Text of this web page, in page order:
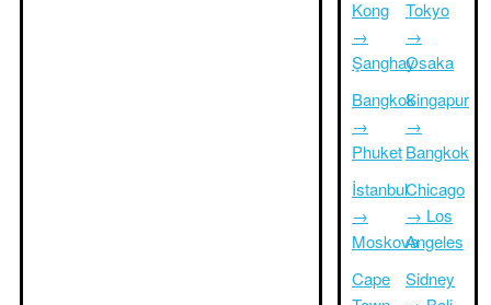
Kong
→
Şanghay
Bangkok
→
Phuket
İstanbul
→
Moskova
Cape
Tokyo
→
Osaka
Singapur
→
Bangkok
Chicago
→ Los
Angeles
Sidney